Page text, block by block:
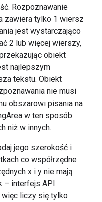
Rozpoznawanie
zawiera tylko 1 wiersz
jest wystarczająco
2 lub więcej wierszy,
obiekt
najlepszym
tekstu. Obiekt
nie musi
obszarowi pisania na
w ten sposób
niż w innych.
jego szerokość i
co współrzędne
x i y nie mają
– interfejs API
liczy się tylko